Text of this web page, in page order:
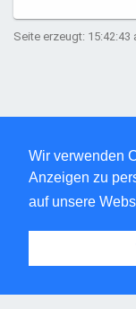
Wir verwenden
Anzeigen zu
auf unsere
Seite erzeugt: 15:42:43